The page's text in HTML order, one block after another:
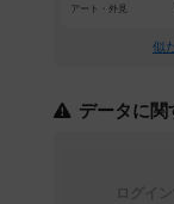
アート・外見
似
データに関